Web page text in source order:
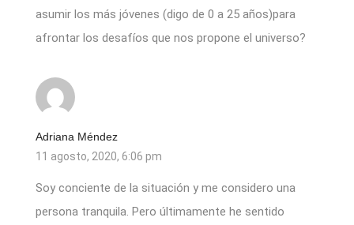
asumir los más jóvenes (digo de 0 a 25 años)para
afrontar los desafíos que nos propone el universo?
Adriana Méndez
11 agosto, 2020, 6:06 pm
Soy conciente de la situación y me considero una
persona tranquila. Pero últimamente he sentido